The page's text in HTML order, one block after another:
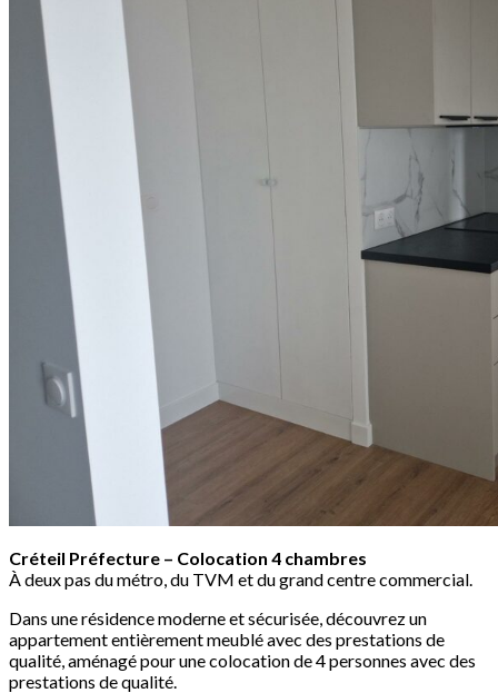
Créteil Préfecture – Colocation 4 chambres
À deux pas du métro, du TVM et du grand centre commercial.
Dans une résidence moderne et sécurisée, découvrez un
appartement entièrement meublé avec des prestations de
qualité, aménagé pour une colocation de 4 personnes avec des
prestations de qualité.